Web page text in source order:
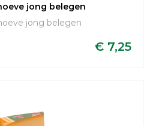
jong belegen
jong belegen
€ 7,25